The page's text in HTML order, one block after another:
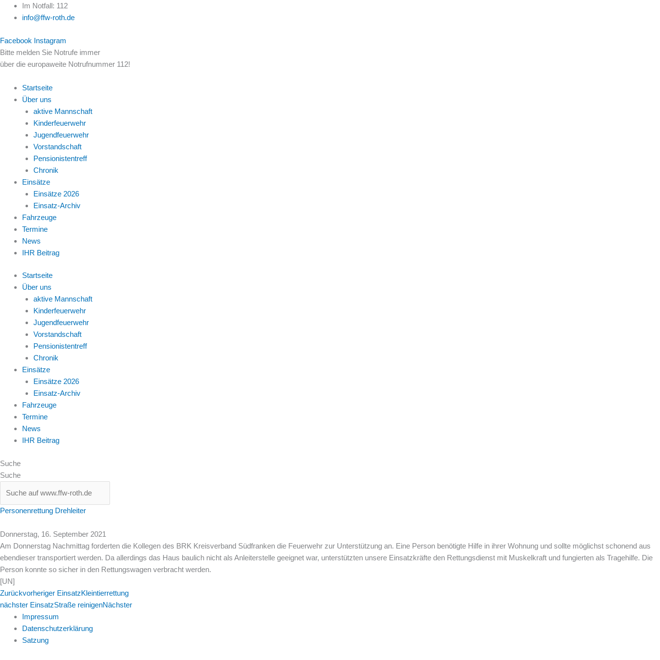
Inhalt
Im Notfall: 112
info@ffw-roth.de
Facebook Instagram
Bitte melden Sie Notrufe immer
über die europaweite Notrufnummer 112!
Startseite
Über uns
aktive Mannschaft
Kinderfeuerwehr
Jugendfeuerwehr
Vorstandschaft
Pensionistentreff
Chronik
Einsätze
Einsätze 2026
Einsatz-Archiv
Fahrzeuge
Termine
News
IHR Beitrag
Startseite
Über uns
aktive Mannschaft
Kinderfeuerwehr
Jugendfeuerwehr
Vorstandschaft
Pensionistentreff
Chronik
Einsätze
Einsätze 2026
Einsatz-Archiv
Fahrzeuge
Termine
News
IHR Beitrag
Suche
Suche
Personenrettung Drehleiter
Donnerstag, 16. September 2021
Am Donnerstag Nachmittag forderten die Kollegen des BRK Kreisverband Südfranken die Feuerwehr zur Unterstützung an. Eine Person benötigte Hilfe in ihrer Wohnung und sollte möglichst schonend aus
ebendieser transportiert werden. Da allerdings das Haus baulich nicht als Anleiterstelle geeignet war, unterstützten unsere Einsatzkräfte den Rettungsdienst mit Muskelkraft und fungierten als Tragehilfe. Die
Person konnte so sicher in den Rettungswagen verbracht werden.
[UN]
Zurückvorheriger EinsatzKleintierrettung
nächster EinsatzStraße reinigenNächster
Impressum
Datenschutzerklärung
Satzung